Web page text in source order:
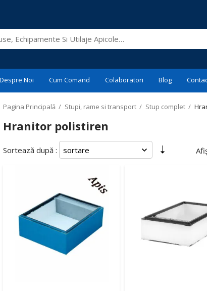
Despre Noi Cum Comand Colaboratori Blog
Pagina Principală / Stupi, rame si transport / Stup complet /
Hranitor polistiren
Sortează după :